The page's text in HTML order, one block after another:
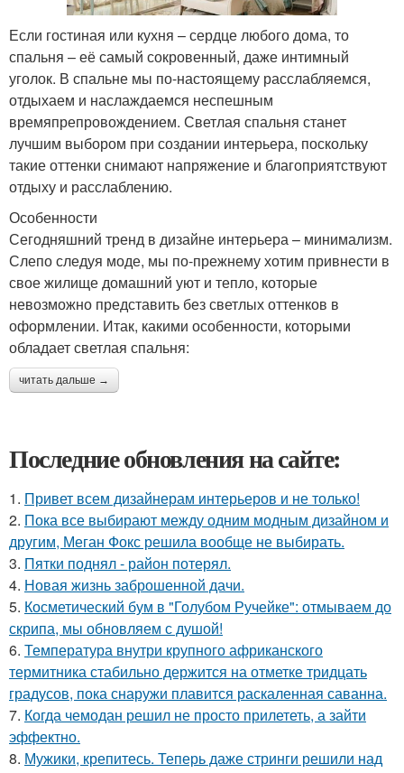
Если гостиная или кухня – сердце любого дома, то
спальня – её самый сокровенный, даже интимный
уголок. В спальне мы по-настоящему расслабляемся,
отдыхаем и наслаждаемся неспешным
времяпрепровождением. Светлая спальня станет
лучшим выбором при создании интерьера, поскольку
такие оттенки снимают напряжение и благоприятствуют
отдыху и расслаблению.
Особенности
Сегодняшний тренд в дизайне интерьера – минимализм.
Слепо следуя моде, мы по-прежнему хотим привнести в
свое жилище домашний уют и тепло, которые
невозможно представить без светлых оттенков в
оформлении. Итак, какими особенности, которыми
обладает светлая спальня:
читать дальше →
Последние обновления на сайте:
1. Привет всем дизайнерам интерьеров и не только!
2. Пока все выбирают между одним модным дизайном и
другим, Меган Фокс решила вообще не выбирать.
3. Пятки поднял - район потерял.
4. Новая жизнь заброшенной дачи.
5. Косметический бум в "Голубом Ручейке": отмываем до
скрипа, мы обновляем с душой!
6. Температура внутри крупного африканского
термитника стабильно держится на отметке тридцать
градусов, пока снаружи плавится раскаленная саванна.
7. Когда чемодан решил не просто прилететь, а зайти
эффектно.
8. Мужики, крепитесь. Теперь даже стринги решили над